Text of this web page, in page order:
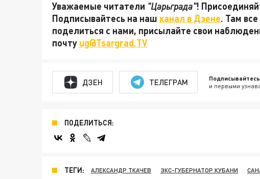
Уважаемые читатели "Царьграда"!
Подписывайтесь на наш канал в Дзене. Там
поделиться с нами, присылайте свои
почту ug@Tsargrad.TV
ДЗЕН ТЕЛЕГРАМ и первыми
ПОДЕЛИТЬСЯ:
ТЕГИ: АЛЕКСАНДР ТКАЧЕВ ЭКС-ГУБЕРНАТОР КУБАНИ